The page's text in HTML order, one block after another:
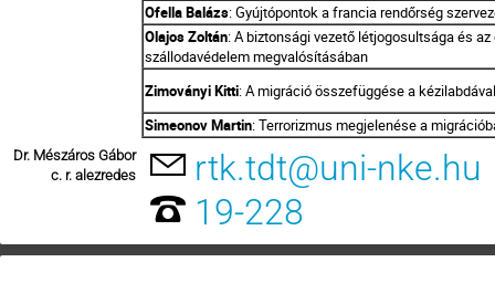
Ofella Balázs: Gyújtópontok a francia rendőrség
Olajos Zoltán: A biztonsági vezető létjogosultsága és
szállodavédelem megvalósításában
Zimoványi Kitti: A migráció összefüggése a kézilabdával
Simeonov Martin: Terrorizmus megjelenése a
Dr. Mészáros Gábor
c. r. alezredes
rtk.tdt@uni-nke.hu
19-228